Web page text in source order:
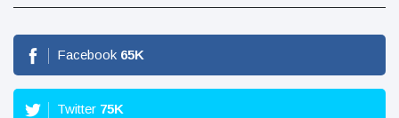
Facebook 65K
Twitter 75K